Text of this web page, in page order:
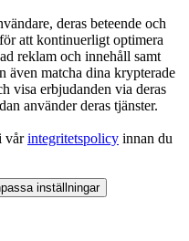
deras beteende och
att kontinuerligt optimera
reklam och innehåll samt
även matcha dina krypterade
visa erbjudanden via deras
använder deras tjänster.
vårintegritetspolicy innan du
inställningar